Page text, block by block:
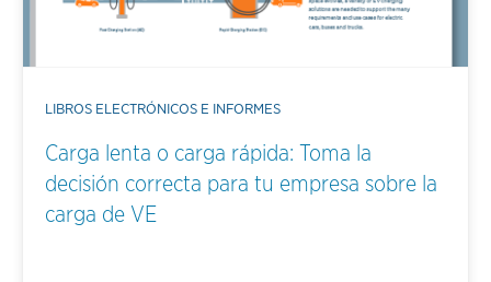
LIBROS ELECTRÓNICOS E INFORMES
Carga lenta o carga rápida: Toma la
decisión correcta para tu empresa sobre la
carga de VE